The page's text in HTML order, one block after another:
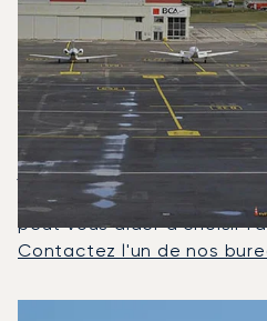
Quels Jets
Affrétés Entre
En 2025, le Citation CJ1, le
Hawker 800 series (800A,
jets privés les plus utilisés
et Paris. Un conseiller
peut vous aider à choisir
Contactez l'un de nos